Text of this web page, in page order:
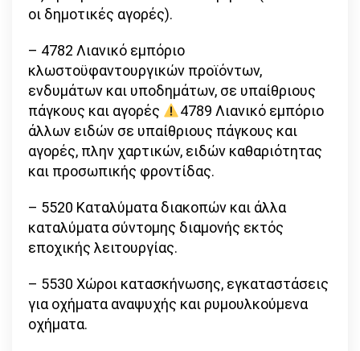
οι δημοτικές αγορές).
– 4782 Λιανικό εμπόριο
κλωστοϋφαντουργικών προϊόντων,
ενδυμάτων και υποδημάτων, σε υπαίθριους
πάγκους και αγορές
4789 Λιανικό εμπόριο
άλλων ειδών σε υπαίθριους πάγκους και
αγορές, πλην χαρτικών, ειδών καθαριότητας
και προσωπικής φροντίδας.
– 5520 Καταλύματα διακοπών και άλλα
καταλύματα σύντομης διαμονής εκτός
εποχικής λειτουργίας.
– 5530 Χώροι κατασκήνωσης, εγκαταστάσεις
για οχήματα αναψυχής και ρυμουλκούμενα
οχήματα.